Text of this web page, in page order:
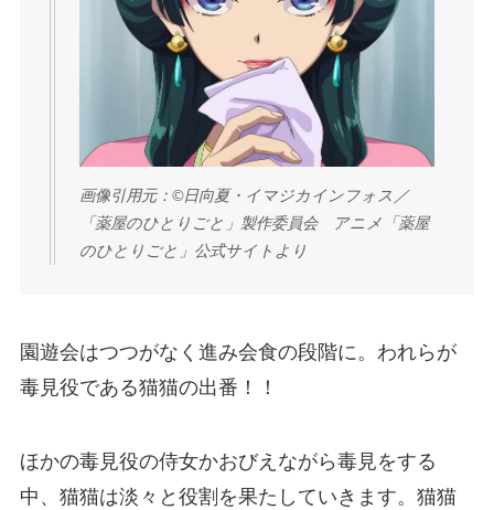
画像引用元：©日向夏・イマジカインフォス／
「薬屋のひとりごと」製作委員会 アニメ「薬屋
のひとりごと」公式サイトより
園遊会はつつがなく進み会食の段階に。われらが
毒見役である猫猫の出番！！
ほかの毒見役の侍女かおびえながら毒見をする
中、猫猫は淡々と役割を果たしていきます。猫猫